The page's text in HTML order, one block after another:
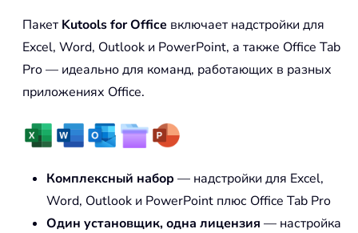
Пакет Kutools for Office включает надстройки для
Excel, Word, Outlook и PowerPoint, а также Office Tab
Pro — идеально для команд, работающих в разных
приложениях Office.
Комплексный набор — надстройки для Excel,
Word, Outlook и PowerPoint плюс Office Tab Pro
Один установщик, одна лицензия — настройка